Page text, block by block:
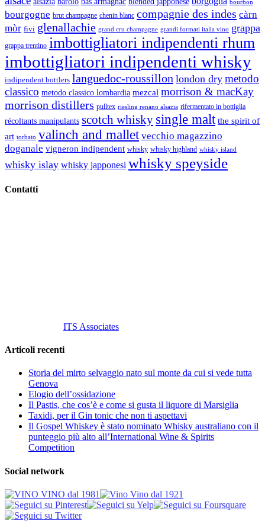
bourbon
bourgogne brut champagne chenin blanc compagnie des indes càrn
mòr fivi glenallachie grand cru champagne grandi formati italia vino grappa
grappa trentino imbottigliatori indipendenti rhum
imbottigliatori indipendenti whisky
indipendent bottlers languedoc-roussillon london dry metodo
classico metodo classico lombardia mezcal morrison & macKay
morrison distillers pulltex riesling renano alsazia rifermentato in bottiglia
récoltants manipulants scotch whisky single malt the spirit of
art torbato valinch and mallet vecchio magazzino
doganale vigneron indipendent whisky whisky highland whisky island
whisky islay whisky japponesi whisky speyside
Contatti
ITS Associates
Articoli recenti
Storia del mirto selvaggio nato sul monte da cui si vede tutta
Genova
Elogio dell’ossidazione
Il Pastis, che cos’è e come si gusta il liquore di Marsiglia
Taxidi, per il Gin tonic che non ti aspettavi
Il Gospel Whiskey è stato nominato Whisky australiano con il
punteggio più alto all’International Wine & Spirits
Competition
Social network